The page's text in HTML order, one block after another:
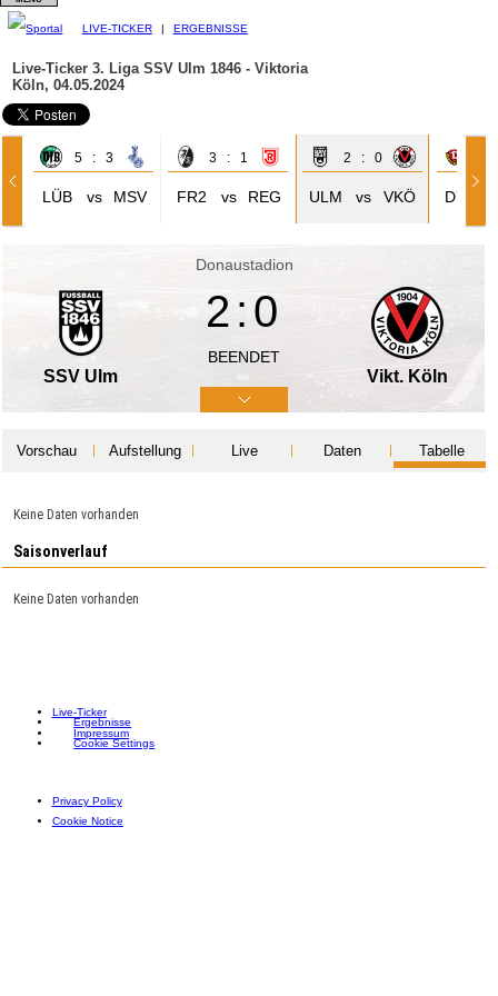
LIVE-TICKER | ERGEBNISSE
Live-Ticker 3. Liga SSV Ulm 1846 - Viktoria
Köln, 04.05.2024
5 : 3
LÜB vs MSV
3 : 1
FR2 vs REG
2 : 0
ULM vs VKÖ DYN
Donaustadion
SSV Ulm
2:0
BEENDET
Vikt. Köln
Vorschau Aufstellung Live Daten Tabelle
Keine Daten vorhanden
Saisonverlauf
Keine Daten vorhanden
Live-Ticker
Ergebnisse
Impressum
Cookie Settings
Privacy Policy
Cookie Notice